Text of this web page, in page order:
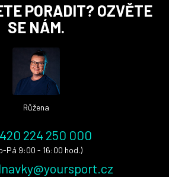
PORADIT? OZVĚTE
SE NÁM.
Růžena
224 250 000
Pá 9:00 - 16:00 hod.)